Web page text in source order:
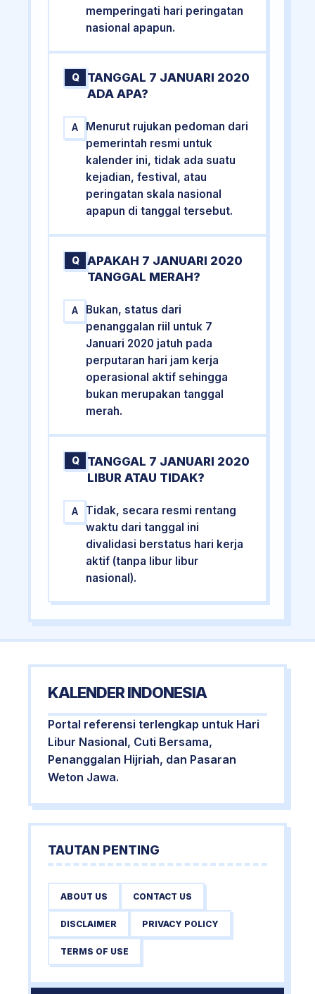
memperingati hari peringatan
nasional apapun.
Q
TANGGAL 7 JANUARI 2020
ADA APA?
A
Menurut rujukan pedoman dari
pemerintah resmi untuk
kalender ini, tidak ada suatu
kejadian, festival, atau
peringatan skala nasional
apapun di tanggal tersebut.
Q
APAKAH 7 JANUARI 2020
TANGGAL MERAH?
A
Bukan, status dari
penanggalan riil untuk 7
Januari 2020 jatuh pada
perputaran hari jam kerja
operasional aktif sehingga
bukan merupakan tanggal
merah.
Q
TANGGAL 7 JANUARI 2020
LIBUR ATAU TIDAK?
A
Tidak, secara resmi rentang
waktu dari tanggal ini
divalidasi berstatus hari kerja
aktif (tanpa libur libur
nasional).
KALENDER INDONESIA
Portal referensi terlengkap untuk Hari
Libur Nasional, Cuti Bersama,
Penanggalan Hijriah, dan Pasaran
Weton Jawa.
TAUTAN PENTING
ABOUT US CONTACT US
DISCLAIMER PRIVACY POLICY
TERMS OF USE